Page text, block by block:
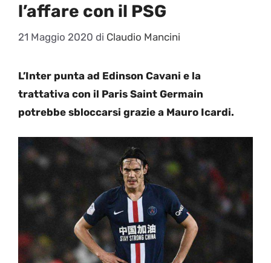
l’affare con il PSG
21 Maggio 2020 di Claudio Mancini
L’Inter punta ad Edinson Cavani e la
trattativa con il Paris Saint Germain
potrebbe sbloccarsi grazie a Mauro Icardi.